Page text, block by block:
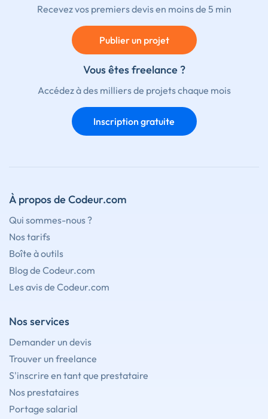
Recevez vos premiers devis en moins de 5 min
Publier un projet
Vous êtes freelance ?
Accédez à des milliers de projets chaque mois
Inscription gratuite
À propos de Codeur.com
Qui sommes-nous ?
Nos tarifs
Boîte à outils
Blog de Codeur.com
Les avis de Codeur.com
Nos services
Demander un devis
Trouver un freelance
S'inscrire en tant que prestataire
Nos prestataires
Portage salarial